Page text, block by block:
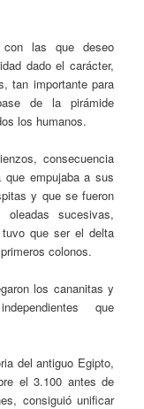
las que deseo
dado el carácter,
tan importante para
de la pirámide
los humanos.
consecuencia
empujaba a sus
y que se fueron
sucesivas,
que ser el delta
colonos.
los cananitas y
que
del antiguo Egipto,
el 3.100 antes de
consiguió unificar